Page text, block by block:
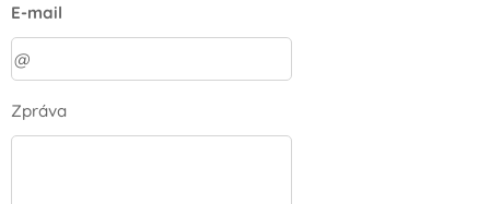
E-mail
Zpráva